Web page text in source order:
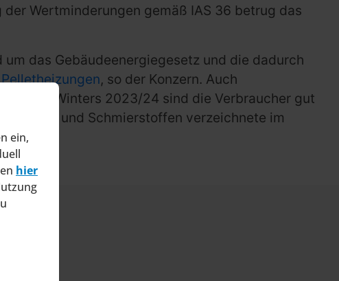
ein,
hier
Wertminderungen gemäß IAS 36 betrug das
das Gebäudeenergiegesetz und die dadurch
Pelletheizungen, so der Konzern. Auch
milden Winters 2023/24 sind die Verbraucher gut
Kraft- und Schmierstoffen verzeichnete im